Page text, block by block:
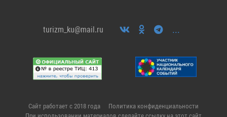
turizm_ku@mail.ru ...
Сайт работает с 2018 года
Политика конфиденциальности